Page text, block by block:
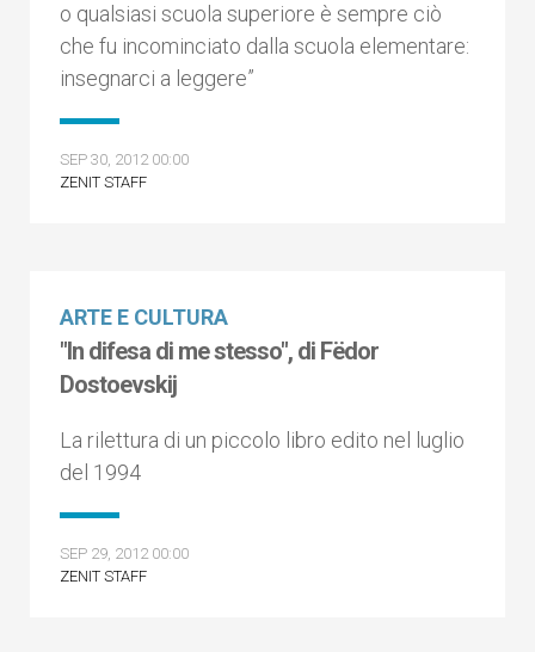
o qualsiasi scuola superiore è sempre ciò
che fu incominciato dalla scuola elementare:
insegnarci a leggere”
SEP 30, 2012 00:00
ZENIT STAFF
ARTE E CULTURA
"In difesa di me stesso", di Fëdor
Dostoevskij
La rilettura di un piccolo libro edito nel luglio
del 1994
SEP 29, 2012 00:00
ZENIT STAFF